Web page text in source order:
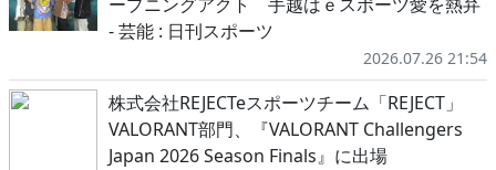
- 芸能 : 日刊スポーツ
2026.07.26 21:54
株式会社REJECTeスポーツチーム「REJECT」
VALORANT部門、『VALORANT Challengers
Japan 2026 Season Finals』に出場